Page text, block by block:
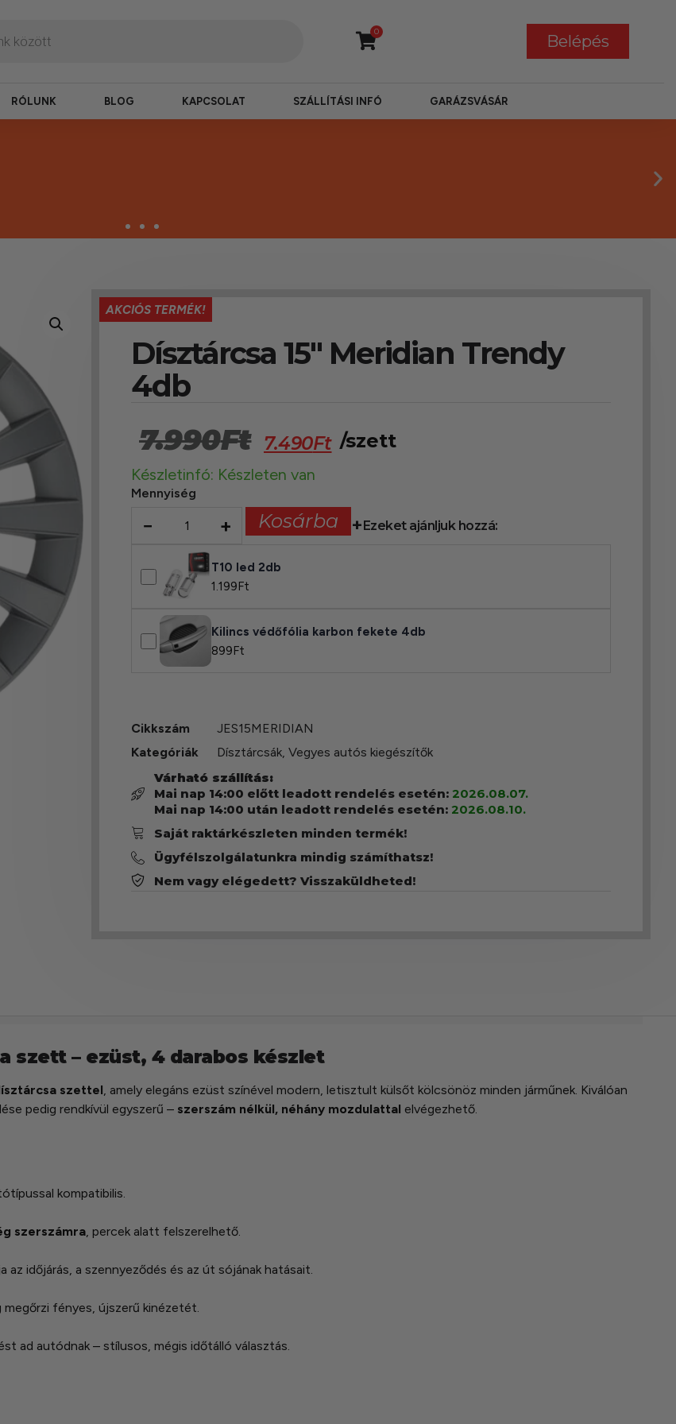
0
Belépés
RÓLUNK BLOG KAPCSOLAT SZÁLLÍTÁSI INFÓ GARÁZSVÁSÁR
kézhez kapd a csomagod.
AKCIÓS TERMÉK!
Dísztárcsa 15″ Meridian Trendy
4db
7.990Ft 7.490Ft /szett
Készletinfó: Készleten van
Mennyiség
− + Kosárba Ezeket ajánljuk hozzá:
T10 led 2db
1.199Ft
Kilincs védőfólia karbon fekete 4db
899Ft
Cikkszám
JES15MERIDIAN
Kategóriák
Dísztárcsák, Vegyes autós kiegészítők
Várható szállítás:
Mai nap 14:00 előtt leadott rendelés esetén: 2026.08.07.
Mai nap 14:00 után leadott rendelés esetén: 2026.08.10.
Saját raktárkészleten minden termék!
Ügyfélszolgálatunkra mindig számíthatsz!
Nem vagy elégedett? Visszaküldheted!
szett – ezüst, 4 darabos készlet
szettel, amely elegáns ezüst színével modern, letisztult külsőt kölcsönöz minden járműnek. Kiválóan
pedig rendkívül egyszerű – szerszám nélkül, néhány mozdulattal elvégezhető.
kompatibilis.
szerszámra , percek alatt felszerelhető.
az időjárás, a szennyeződés és az út sójának hatásait.
megőrzi fényes, újszerű kinézetét.
ad autódnak – stílusos, mégis időtálló választás.